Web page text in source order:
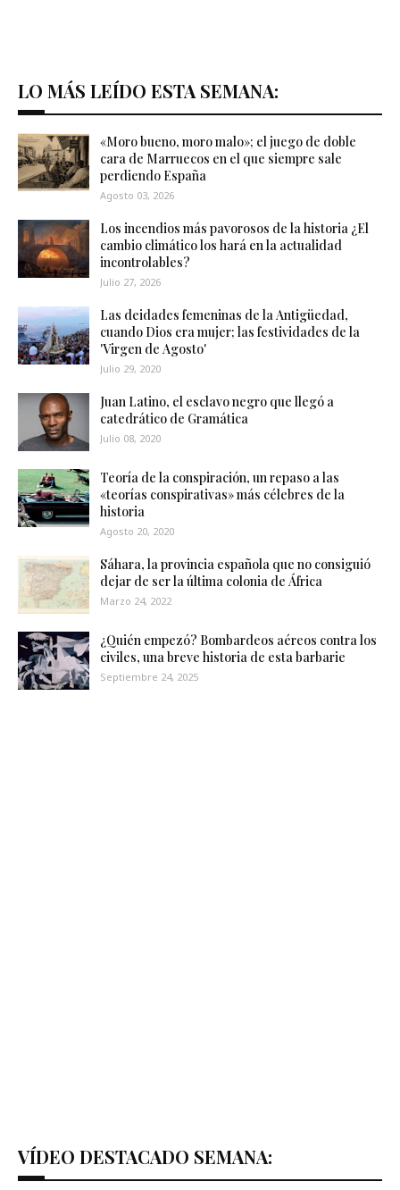
LO MÁS LEÍDO ESTA SEMANA:
«Moro bueno, moro malo»; el juego de doble
cara de Marruecos en el que siempre sale
perdiendo España
Agosto 03, 2026
Los incendios más pavorosos de la historia ¿El
cambio climático los hará en la actualidad
incontrolables?
Julio 27, 2026
Las deidades femeninas de la Antigüedad,
cuando Dios era mujer; las festividades de la
'Virgen de Agosto'
Julio 29, 2020
Juan Latino, el esclavo negro que llegó a
catedrático de Gramática
Julio 08, 2020
Teoría de la conspiración, un repaso a las
«teorías conspirativas» más célebres de la
historia
Agosto 20, 2020
Sáhara, la provincia española que no consiguió
dejar de ser la última colonia de África
Marzo 24, 2022
¿Quién empezó? Bombardeos aéreos contra los
civiles, una breve historia de esta barbarie
Septiembre 24, 2025
VÍDEO DESTACADO SEMANA: